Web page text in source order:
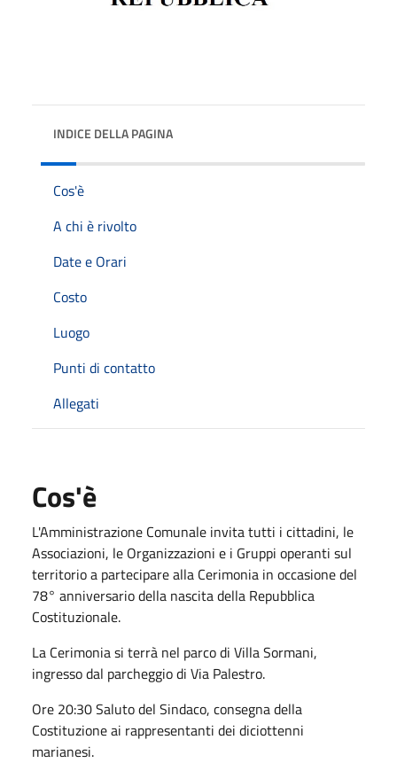
INDICE DELLA PAGINA
Cos'è
A chi è rivolto
Date e Orari
Costo
Luogo
Punti di contatto
Allegati
Cos'è
L'Amministrazione Comunale invita tutti i cittadini, le
Associazioni, le Organizzazioni e i Gruppi operanti sul
territorio a partecipare alla Cerimonia in occasione del
78° anniversario della nascita della Repubblica
Costituzionale.
La Cerimonia si terrà nel parco di Villa Sormani,
ingresso dal parcheggio di Via Palestro.
Ore 20:30 Saluto del Sindaco, consegna della
Costituzione ai rappresentanti dei diciottenni
marianesi.